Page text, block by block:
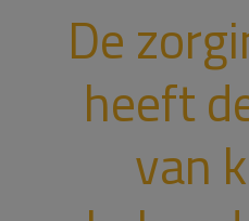
De
heeft
van